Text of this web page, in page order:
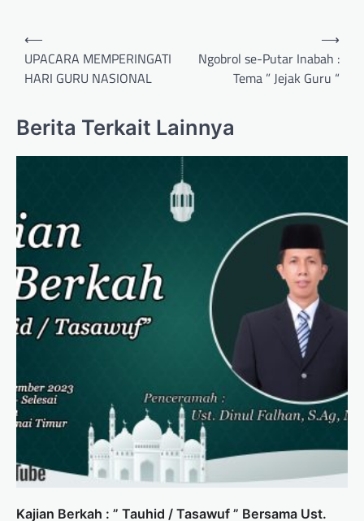
Post
navigation
⟵
UPACARA MEMPERINGATI
HARI GURU NASIONAL
Ngobrol se-Putar Inabah :
Tema ” Jejak Guru “
⟶
Berita Terkait Lainnya
Kajian Berkah : ” Tauhid / Tasawuf ” Bersama Ust.